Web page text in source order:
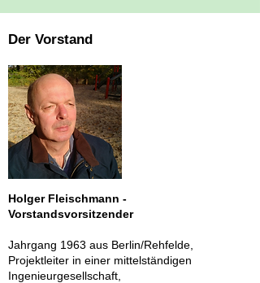
Der Vorstand
Holger Fleischmann -
Vorstandsvorsitzender
Jahrgang 1963 aus Berlin/Rehfelde,
Projektleiter in einer mittelständigen
Ingenieurgesellschaft,